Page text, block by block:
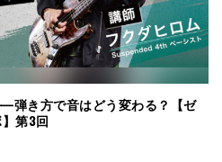
き方で音はどう変わる？【ゼ
第3回